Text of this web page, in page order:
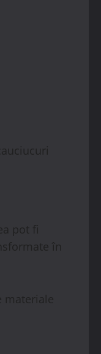
pot fi
în
materiale